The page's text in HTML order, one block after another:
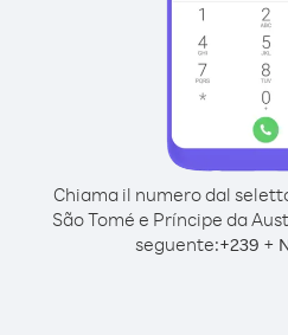
Chiama il numero dal
São Tomé e Príncipe da
seguente:+239 +